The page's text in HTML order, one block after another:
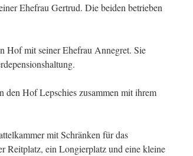
Ehefrau Gertrud. Die beiden betrieben
Hof mit seiner Ehefrau Annegret. Sie
den Hof Lepschies zusammen mit ihrem
mit Schränken für das
Reitplatz, ein Longierplatz und eine kleine